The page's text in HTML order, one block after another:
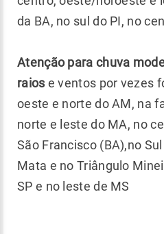
da BA, no sul do PI, no
Atenção para chuva
raios e ventos por vezes
oeste e norte do AM, na
norte e leste do MA, no
São Francisco (BA),no
Mata e no Triângulo
SP e no leste de MS